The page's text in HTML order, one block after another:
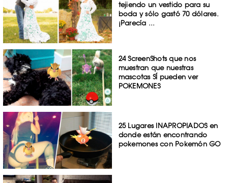
tejiendo un vestido para su
boda y sólo gastó 70 dólares.
¡Parecía ...
24 ScreenShots que nos
muestran que nuestras
mascotas SÍ pueden ver
POKEMONES
25 Lugares INAPROPIADOS en
donde están encontrando
pokemones con Pokemón GO